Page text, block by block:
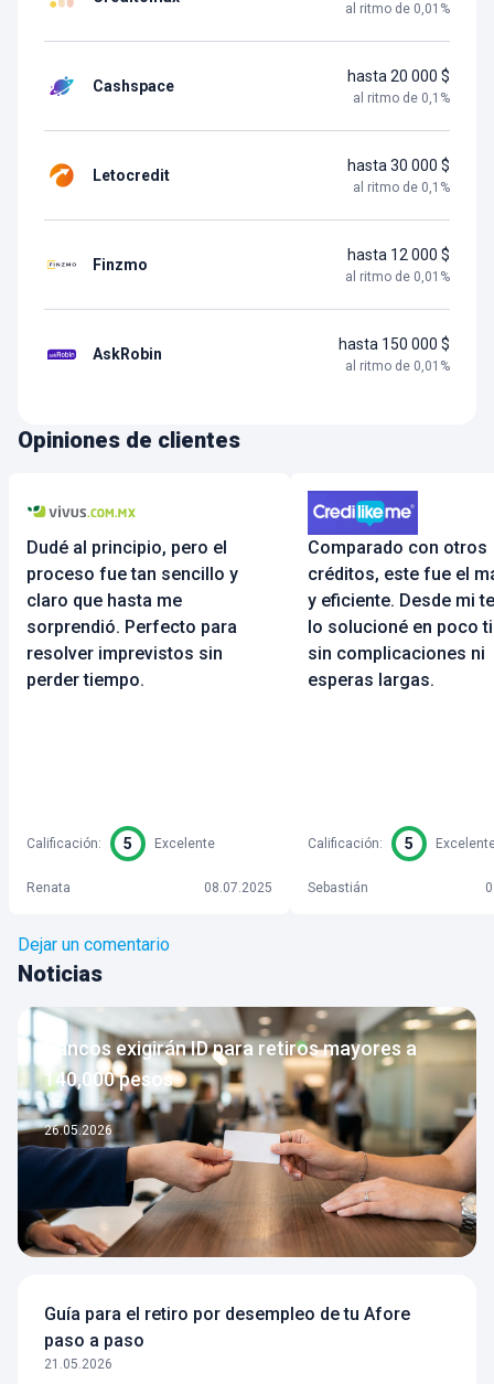
al ritmo de 0,01 %
Cashspace
hasta 20 000 $
al ritmo de 0,1 %
Letocredit
hasta 30 000 $
al ritmo de 0,1 %
Finzmo
hasta 12 000 $
al ritmo de 0,01 %
AskRobin
hasta 150 000 $
al ritmo de 0,01 %
Opiniones de clientes
Dudé al principio, pero el
proceso fue tan sencillo y
claro que hasta me
sorprendió. Perfecto para
resolver imprevistos sin
perder tiempo.
Calificación: 5 Excelente
Renata 08.07.2025
Comparado con otros
créditos, este fue el
y eficiente. Desde mi
lo solucioné en poco
sin complicaciones ni
esperas largas.
Calificación: 5
Sebastián
Dejar un comentario
Noticias
Bancos exigirán ID para retiros mayores a
140,000 pesos
26.05.2026
Guía para el retiro por desempleo de tu Afore
paso a paso
21.05.2026